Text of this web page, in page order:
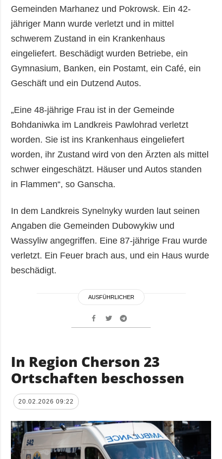
Gemeinden Marhanez und Pokrowsk. Ein 42-
jähriger Mann wurde verletzt und in mittel
schwerem Zustand in ein Krankenhaus
eingeliefert. Beschädigt wurden Betriebe, ein
Gymnasium, Banken, ein Postamt, ein Café, ein
Geschäft und ein Dutzend Autos.
„Eine 48-jährige Frau ist in der Gemeinde
Bohdaniwka im Landkreis Pawlohrad verletzt
worden. Sie ist ins Krankenhaus eingeliefert
worden, ihr Zustand wird von den Ärzten als mittel
schwer eingeschätzt. Häuser und Autos standen
in Flammen“, so Ganscha.
In dem Landkreis Synelnyky wurden laut seinen
Angaben die Gemeinden Dubowykiw und
Wassyliw angegriffen. Eine 87-jährige Frau wurde
verletzt. Ein Feuer brach aus, und ein Haus wurde
beschädigt.
AUSFÜHRLICHER
In Region Cherson 23
Ortschaften beschossen
20.02.2026 09:22